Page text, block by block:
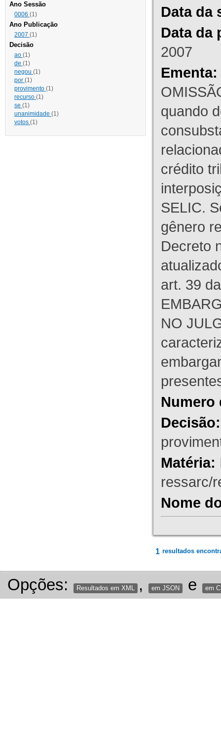
Ano Sessão
0006 (1)
Ano Publicação
2007 (1)
Decisão
ao (1)
de (1)
negou (1)
por (1)
provimento (1)
recurso (1)
se (1)
unanimidade (1)
votos (1)
Data da
Data da
2007
Ementa:
quando
crédito
SELIC.
gênero
Decreto
art. 39
NO
Numero
Decisão:
Matéria:
ressarc/
Nome
1 resultados
Opções: Resultados em XML , em JSON e em